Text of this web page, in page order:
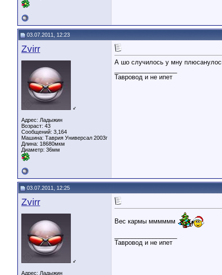
03.07.2011, 12:23
Zvirr
♂
Адрес: Ладыжин
Возраст: 43
Сообщений: 3,164
Машина: Таврия Универсал 2003г
Длина: 18680мкм
Диаметр: 36мм
А шо случилось у мну
Тавровод и не ипет
03.07.2011, 12:25
Zvirr
♂
Адрес: Ладыжин
Вес кармы мммммм
Тавровод и не ипет